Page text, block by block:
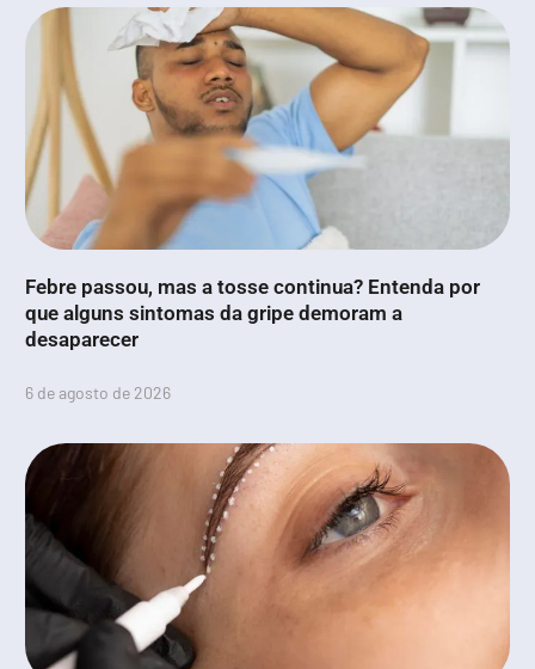
Febre passou, mas a tosse continua? Entenda por
que alguns sintomas da gripe demoram a
desaparecer
6 de agosto de 2026